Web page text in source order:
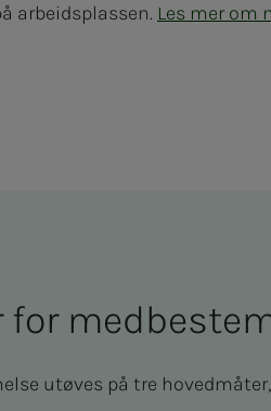
arbeidsplassen. Les mer om
for
utøves på tre